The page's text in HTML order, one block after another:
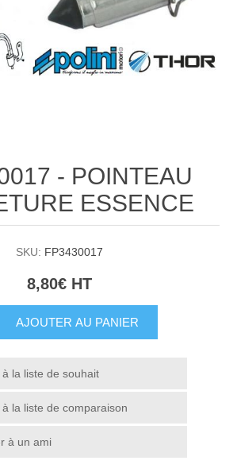
- POINTEAU
ESSENCE
SKU: FP3430017
8,80€ HT
AJOUTER AU PANIER
la liste de souhait
la liste de comparaison
à un ami